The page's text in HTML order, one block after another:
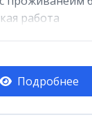
работа
Подробнее